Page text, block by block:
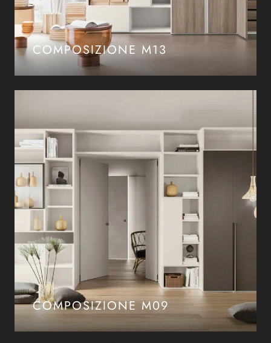
COMPOSIZIONE M13
COMPOSIZIONE M09